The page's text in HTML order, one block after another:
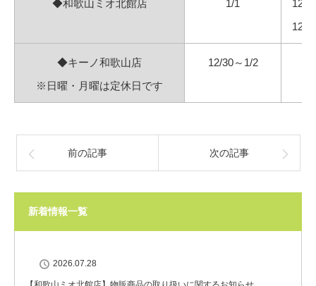
◆和歌山ミオ北館店 1/1
12/
12/
◆キーノ和歌山店
※日曜・月曜は定休日です
12/30～1/2
前の記事 次の記事
新着情報一覧
2026.07.28